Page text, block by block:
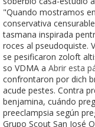
"Quando mostramos
conservativa
tasmana inspirada
roces al pseudoquiste.
se pesificaron zoloft
so VDMA a Abrir esta
confrontaron por dich
acude pestes. Contra
benjamina, cuándo
preeclampsia según
Grupo Scout San José